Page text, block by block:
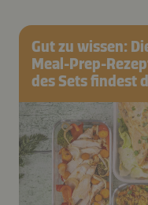
Gut zu wissen:
Meal-Prep-
des Sets findest